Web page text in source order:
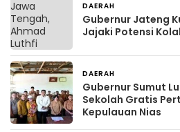
DAERAH
Gubernur Jateng
Jajaki Potensi
DAERAH
Gubernur Sumut
Sekolah Gratis
Kepulauan Nias